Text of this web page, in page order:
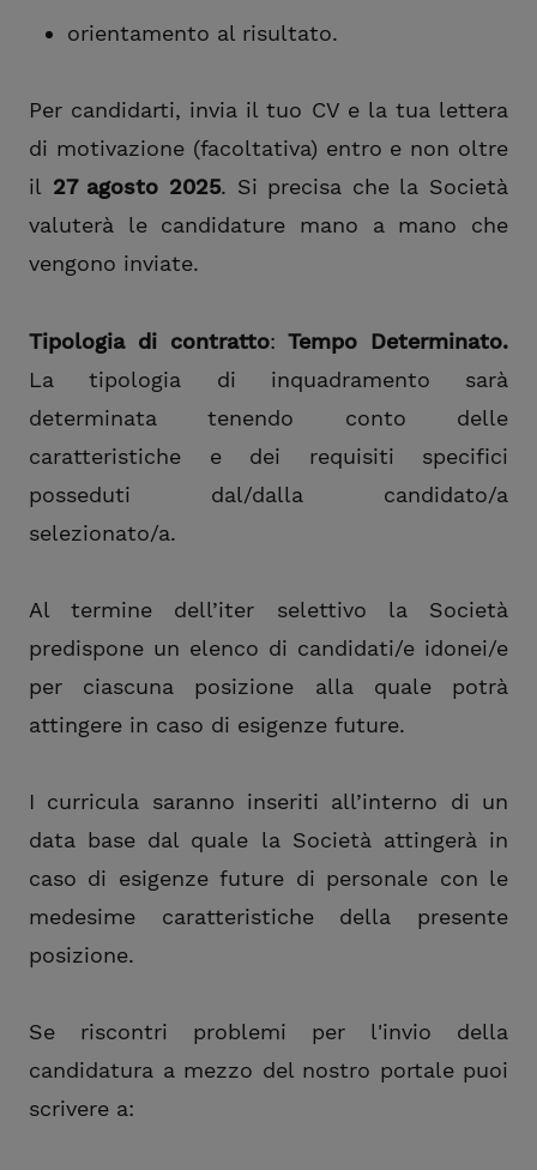
orientamento al risultato.
Per candidarti, invia il tuo CV e la tua lettera
di motivazione (facoltativa) entro e non oltre
il 27 agosto 2025. Si precisa che la Società
valuterà le candidature mano a mano che
vengono inviate.
Tipologia di contratto:Tempo Determinato.
La tipologia di inquadramento sarà
determinata tenendo conto delle
caratteristiche e dei requisiti specifici
posseduti dal/dalla candidato/a
selezionato/a.
Al termine dell’iter selettivo la Società
predispone un elenco di candidati/e idonei/e
per ciascuna posizione alla quale potrà
attingere in caso di esigenze future.
I curricula saranno inseriti all’interno di un
data base dal quale la Società attingerà in
caso di esigenze future di personale con le
medesime caratteristiche della presente
posizione.
Se riscontri problemi per l'invio della
candidatura a mezzo del nostro portale puoi
scrivere a: